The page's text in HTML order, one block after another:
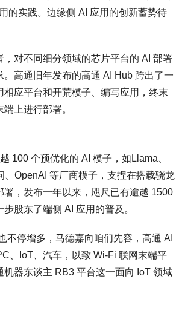
的实践。边缘侧 AI 应用的创新蓄势待
，对不同细分领域的芯片平台的 AI 部署
。高通旧年发布的高通 AI Hub 跨出了一
相应平台和开荒模子、编写应用，终末
上进行部署。
100 个预优化的 AI 模子，如Llama、
、OpenAI 等厂商模子，支捏在搭载骁龙
署，发布一年以来，咫尺已有逾越 1500
股东了端侧 AI 应用的普及。
不停增多，马德嘉向咱们先容，高通 AI
、IoT、汽车，以致 Wi-Fi 联网末端平
机器东谈主 RB3 平台这一面向 IoT 领域